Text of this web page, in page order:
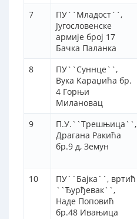
7
ПУ``Младост``,
Југословенске
армије број 17
Бачка Паланка
8
ПУ``Суннце``,
Вука Караџића бр.
4 Горњи
Милановац
9
П.У.``Трешњица``,
Драгана Ракића
бр.9 д, Земун
10
ПУ``Бајка``, вртић
``Ђурђевак``,
Наде Поповић
бр.48 Ивањица